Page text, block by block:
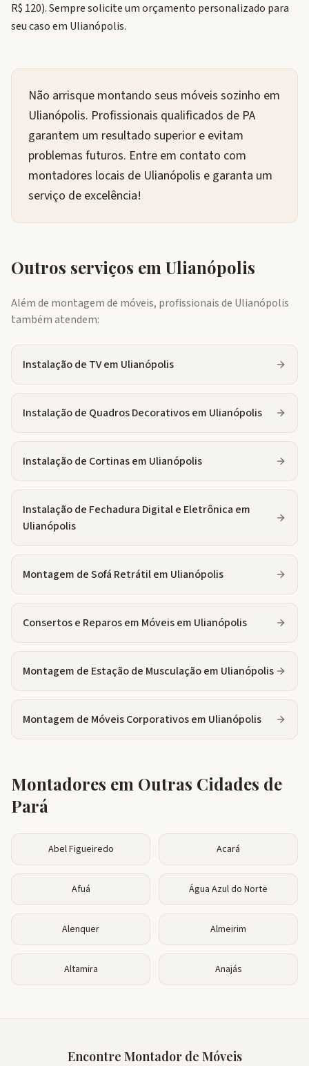
R$ 120). Sempre solicite um orçamento personalizado para
seu caso em Ulianópolis.
Não arrisque montando seus móveis sozinho em
Ulianópolis. Profissionais qualificados de PA
garantem um resultado superior e evitam
problemas futuros. Entre em contato com
montadores locais de Ulianópolis e garanta um
serviço de excelência!
Outros serviços em Ulianópolis
Além de montagem de móveis, profissionais de Ulianópolis
também atendem:
Instalação de TVem Ulianópolis
Instalação de Quadros Decorativosem Ulianópolis
Instalação de Cortinasem Ulianópolis
Instalação de Fechadura Digital e Eletrônica em
Ulianópolis
Montagem de Sofá Retrátilem Ulianópolis
Consertos e Reparos em Móveisem Ulianópolis
Montagem de Estação de Musculaçãoem Ulianópolis
Montagem de Móveis Corporativosem Ulianópolis
Montadores em Outras Cidades de
Pará
Abel Figueiredo Acará
Afuá Água Azul do Norte
Alenquer Almeirim
Altamira Anajás
Encontre Montador de Móveis